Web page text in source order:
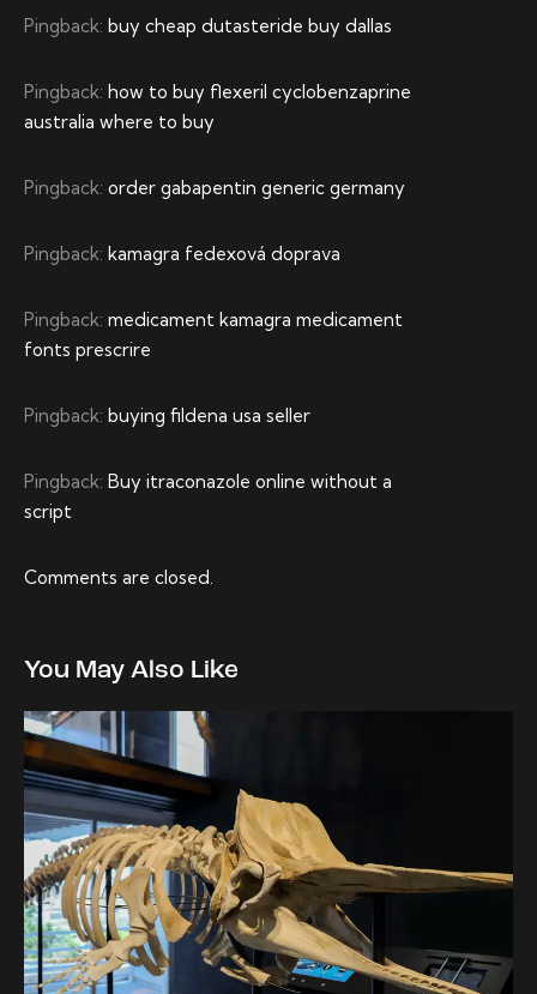
Pingback: buy cheap dutasteride buy dallas
Pingback: how to buy flexeril cyclobenzaprine
australia where to buy
Pingback: order gabapentin generic germany
Pingback: kamagra fedexová doprava
Pingback: medicament kamagra medicament
fonts prescrire
Pingback: buying fildena usa seller
Pingback: Buy itraconazole online without a
script
Comments are closed.
You May Also Like